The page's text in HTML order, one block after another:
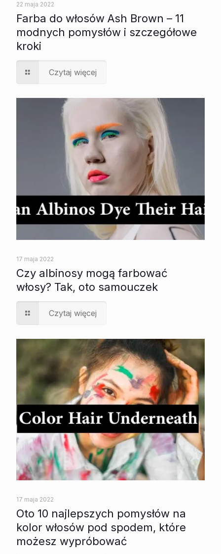
22 maja 2022
Farba do włosów Ash Brown – 11
modnych pomysłów i szczegółowe
kroki
Czytaj więcej
17 maja 2022
Czy albinosy mogą farbować
włosy? Tak, oto samouczek
Czytaj więcej
17 maja 2022
Oto 10 najlepszych pomysłów na
kolor włosów pod spodem, które
możesz wypróbować